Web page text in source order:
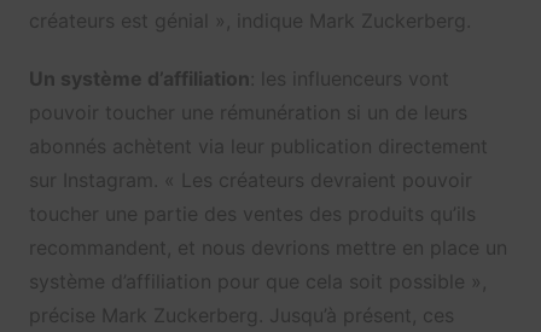
créateurs est génial », indique Mark Zuckerberg.
Un système d’affiliation: l es influenceurs vont
pouvoir toucher une rémunération si un de leurs
abonnés achètent via leur publication directement
sur Instagram . « Les créateurs devraient pouvoir
toucher une partie des ventes des produits qu’ils
recommandent, et nous devrions mettre en place un
système d’affiliation pour que cela soit possible »,
précise Mark Zuckerberg. Jusqu’à présent, ces